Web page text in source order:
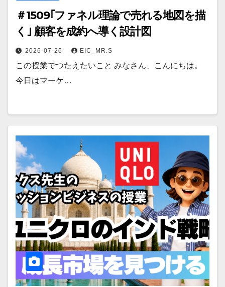
＃1509｢ファネル理論で売れる地図を描
く｣ 顧客を成約へ導く設計図
2026-07-26 EIC_MR.S
この授業でつたえたいこと みなさん、こんにちは。
今日はマーケ…